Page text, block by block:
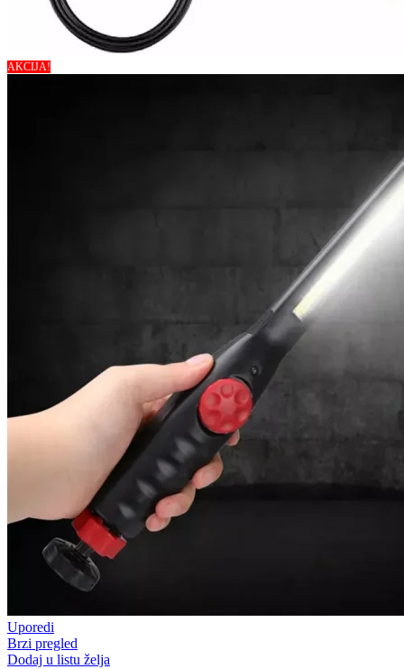
AKCIJA!
Uporedi
Brzi pregled
Dodaj u listu želja